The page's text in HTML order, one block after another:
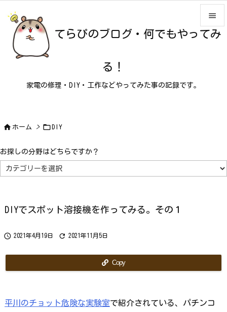


てらぴのブログ・何でもやってみ
る！
家電の修理・DIY・工作などやってみた事の記録です。
 ホーム > DIY
お探しの分野はどちらですか？
探
し
は
ど
で
DIYでスポット溶接機を作ってみる。その１
 2021年4月19日  2021年11月5日
Copy
平川のチョット危険な実験室で紹介されている、パチンコ